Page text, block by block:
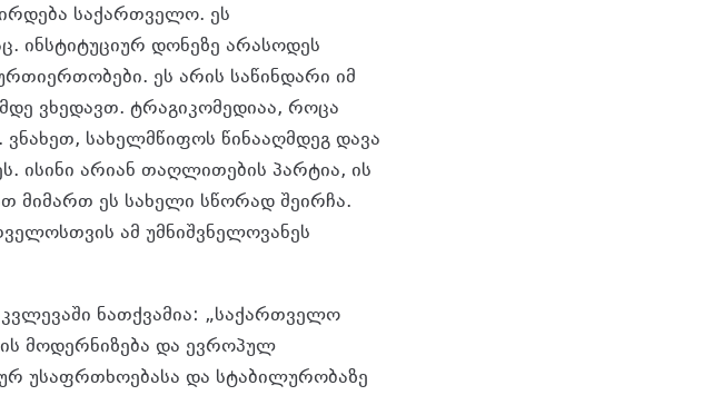
საქართველო. ეს
ინსტიტუციურ დონეზე არასოდეს
ეს არის საწინდარი იმ
ვხედავთ. ტრაგიკომედიაა, როცა
სახელმწიფოს წინააღმდეგ დავა
არიან თაღლითების პარტია, ის
მიმართ ეს სახელი სწორად შეირჩა.
ამ უმნიშვნელოვანეს
ნათქვამია: „საქართველო
მოდერნიზება და ევროპულ
უსაფრთხოებასა და სტაბილურობაზე